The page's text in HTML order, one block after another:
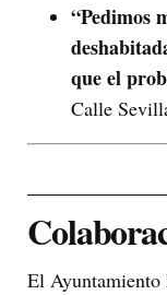
“Pedimos
que el
Calle
El Ayuntamiento